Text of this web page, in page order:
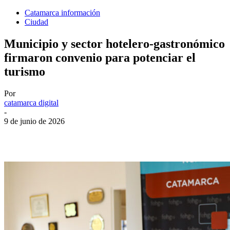
Catamarca información
Ciudad
Municipio y sector hotelero-gastronómico
firmaron convenio para potenciar el
turismo
Por
catamarca digital
-
9 de junio de 2026